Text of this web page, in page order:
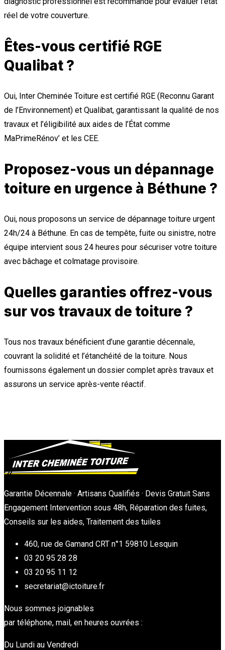
réel de votre couverture.
Êtes-vous certifié RGE
Qualibat ?
Oui, Inter Cheminée Toiture est certifié RGE (Reconnu Garant
de l’Environnement) et Qualibat, garantissant la qualité de nos
travaux et l’éligibilité aux aides de l’État comme
MaPrimeRénov’ et les CEE.
Proposez-vous un dépannage
toiture en urgence à Béthune ?
Oui, nous proposons un service de dépannage toiture urgent
24h/24 à Béthune. En cas de tempête, fuite ou sinistre, notre
équipe intervient sous 24 heures pour sécuriser votre toiture
avec bâchage et colmatage provisoire.
Quelles garanties offrez-vous
sur vos travaux de toiture ?
Tous nos travaux bénéficient d’une garantie décennale,
couvrant la solidité et l’étanchéité de la toiture. Nous
fournissons également un dossier complet après travaux et
assurons un service après-vente réactif.
Garantie Décennale · Artisans Qualifiés · Devis Gratuit Sans
Engagement Intervention sous 48h, Réparation des fuites,
Conseils sur les aides, Traitement des tuiles
460, rue de Gamand CRT n°1 59810 Lesquin
03 20 95 28 28
03 20 95 11 12
secretariat@ictoiture.fr
Nous sommes joignables
par téléphone, mail, en heures ouvrées :
Du Lundi au Vendredi